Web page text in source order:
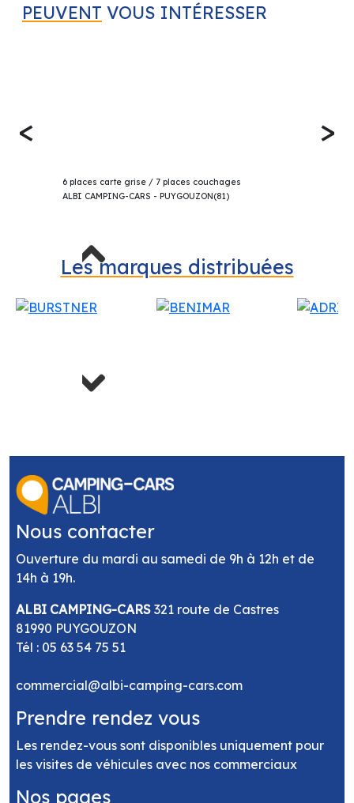
PEUVENT VOUS INTÉRESSER
<
6 places carte grise / 7 places couchages
ALBI CAMPING-CARS - PUYGOUZON(81)
>
Les marques distribuées
Previous
Nous contacter
Ouverture du mardi au samedi de 9h à 12h et de
14h à 19h.
ALBI CAMPING-CARS 321 route de Castres
81990 PUYGOUZON
Tél : 05 63 54 75 51
commercial@albi-camping-cars.com
Prendre rendez vous
Les rendez-vous sont disponibles uniquement pour
les visites de véhicules avec nos commerciaux
Nos pages